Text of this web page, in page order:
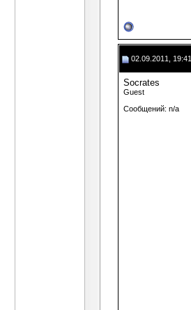
02.09.2011, 19:41
Socrates
Guest
Сообщений: n/a